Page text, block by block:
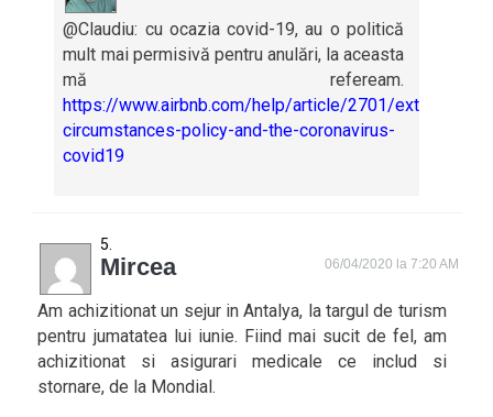
@Claudiu: cu ocazia covid-19, au o politică
mult mai permisivă pentru anulări, la aceasta
mă refeream.
https://www.airbnb.com/help/article/2701/extenuating-
circumstances-policy-and-the-coronavirus-
covid19
Mircea 06/04/2020 la 7:20 AM
Am achizitionat un sejur in Antalya, la targul de turism
pentru jumatatea lui iunie. Fiind mai sucit de fel, am
achizitionat si asigurari medicale ce includ si
stornare, de la Mondial.